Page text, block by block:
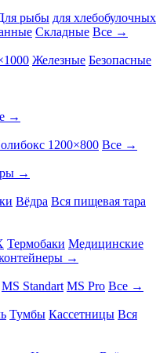
рыбы для хлебобулочных
Складные Все →
Железные Безопасные
→
1200×800 Все →
→
Вёдра Вся пищевая тара
Термобаки Медицинские
→
MS Standart MS Pro Все →
Тумбы Кассетницы Вся